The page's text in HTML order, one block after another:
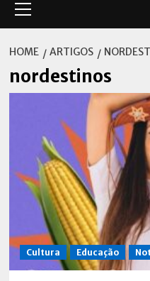
Menu
HOME ARTIGOS
nordestinos
Cultura Educação